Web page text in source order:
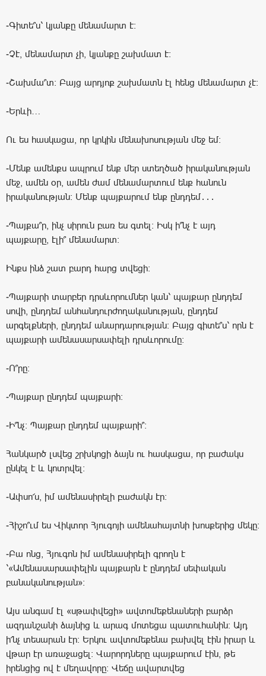
-Գիտե՞ս՝ կյանքը մենամարտ է։
-Չէ, մենամարտ չի, կյանքը շախմատ է։
-Շախմա՞տ։ Բայց արդյոք շախմատն էլ հենց մենամարտ չէ։
-Երևի…
Ու ես հասկացա, որ կրկին մենախոսության մեջ եմ։
-Մենք ամենքս ապրում ենք մեր ստեղծած իրականության
մեջ, ամեն օր, ամեն ժամ մենամարտում ենք հանուն
իրականության։ Մենք պայքարում ենք ընդդեմ․․․
-Պայքա՞ր, ինչ սիրուն բառ ես գտել։ Իսկ ի՞նչ է այդ
պայքարը, էլի՞ մենամարտ։
Ինքս ինձ շատ բարդ հարց տվեցի։
-Պայքարի տարբեր դրսևորումներ կան՝ պայքար ընդդեմ
սովի, ընդդեմ անհանդուրժողականության, ընդդեմ
արգելքների, ընդդեմ անարդարության։ Բայց գիտե՞ս՝ որն է
պայքարի ամենասարսափելի դրսևորումը։
-Ո՞րը։
-Պայքար ընդդեմ պայքարի։
-Ի՞նչ։ Պայքար ընդդեմ պայքարի՞։
Հանկարծ լսվեց շրխկոցի ձայն ու հասկացա, որ բաժակս
ընկել է և կոտրվել։
-Ափսո՜ս, իմ ամենասիրելի բաժակն էր։
-Հիշո՞ւմ ես Վիկտոր Հյուգոյի ամենահայտնի խոսքերից մեկը։
-Բա ոնց, Հյուգոն իմ ամենասիրելի գրողն է
՝«Ամենասարսափելին պայքարն է ընդդեմ սեփական
բանականության»։
Այս անգամ էլ «սթափվեցի» ավտոմեքենաների բարձր
ազդանշանի ձայնից և արագ մոտեցա պատուհանին։ Այդ
ի՜նչ տեսարան էր։ Երկու ավտոմեքենա բախվել էին իրար և
վթար էր առաջացել։ Վարորդները պայքարում էին, թե
իրենցից ով է մեղավորը։ Վեճը ավարտվեց